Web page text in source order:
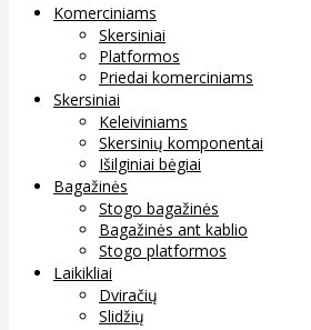
Komerciniams
Skersiniai
Platformos
Priedai komerciniams
Skersiniai
Keleiviniams
Skersinių komponentai
Išilginiai bėgiai
Bagažinės
Stogo bagažinės
Bagažinės ant kablio
Stogo platformos
Laikikliai
Dviračių
Slidžių